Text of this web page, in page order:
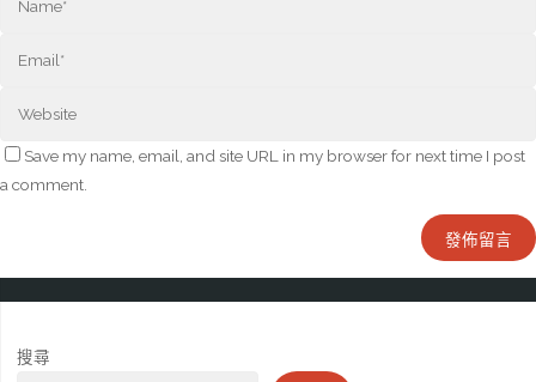
Save my name, email, and site URL in my browser for next time I post
a comment.
搜尋